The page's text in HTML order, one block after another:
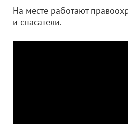
На месте работают
и спасатели.